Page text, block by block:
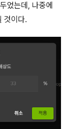
었는데, 나중에
것이다.